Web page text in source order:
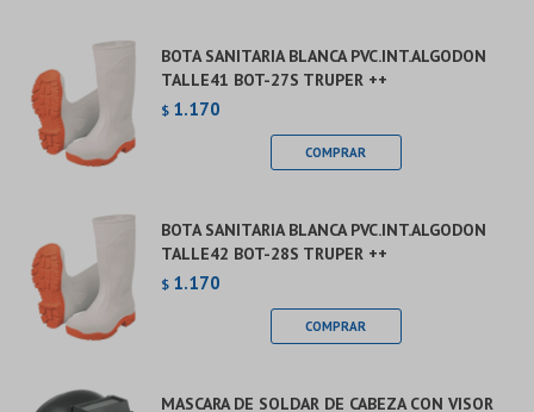
BOTA SANITARIA BLANCA PVC.INT.ALGODON
TALLE41 BOT-27S TRUPER ++
$ 1.170
BOTA SANITARIA BLANCA PVC.INT.ALGODON
TALLE42 BOT-28S TRUPER ++
$ 1.170
MASCARA DE SOLDAR DE CABEZA CON VISOR